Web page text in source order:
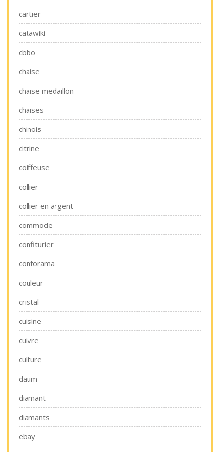
cartier
catawiki
cbbo
chaise
chaise medaillon
chaises
chinois
citrine
coiffeuse
collier
collier en argent
commode
confiturier
conforama
couleur
cristal
cuisine
cuivre
culture
daum
diamant
diamants
ebay